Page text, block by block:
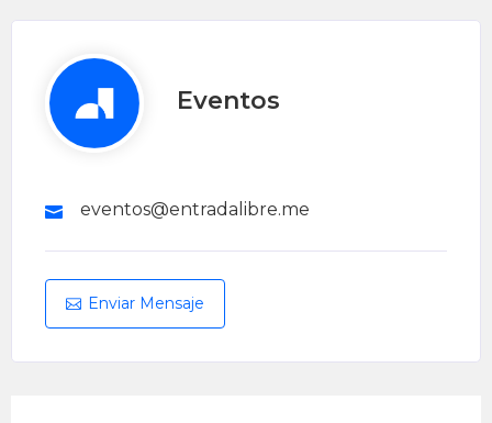
Eventos
eventos@entradalibre.me
Enviar Mensaje